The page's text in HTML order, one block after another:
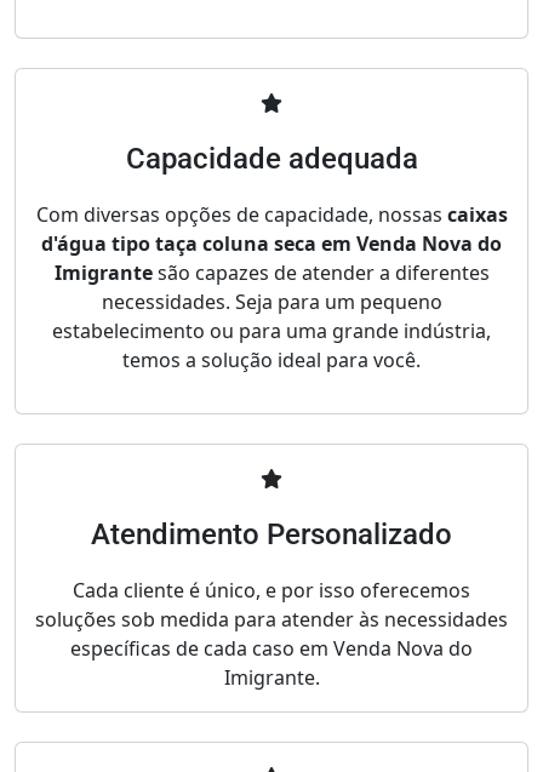
Capacidade adequada
Com diversas opções de capacidade, nossas caixas
d'água tipo taça coluna seca em Venda Nova do
Imigrantesão capazes de atender a diferentes
necessidades. Seja para um pequeno
estabelecimento ou para uma grande indústria,
temos a solução ideal para você.
Atendimento Personalizado
Cada cliente é único, e por isso oferecemos
soluções sob medida para atender às necessidades
específicas de cada caso em Venda Nova do
Imigrante.